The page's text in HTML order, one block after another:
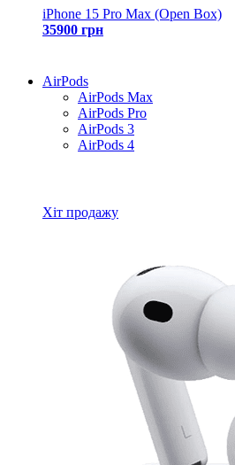
iPhone 15 Pro Max (Open Box)
35900 грн
AirPods
AirPods Max
AirPods Pro
AirPods 3
AirPods 4
Хіт продажу